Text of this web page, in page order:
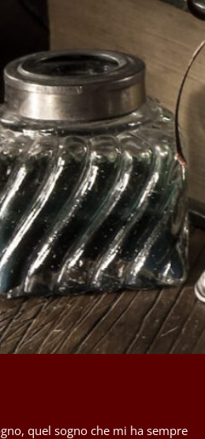
quel sogno che mi ha sempre